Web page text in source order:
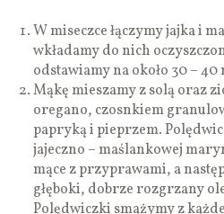
W miseczce łączymy jajka i
wkładamy do nich
odstawiamy na około 30 – 40
Mąkę mieszamy z solą oraz
oregano, czosnkiem
papryką i pieprzem.
jajeczno – maślankowej
mące z przyprawami, a
głęboki, dobrze rozgrzany
Polędwiczki smażymy z